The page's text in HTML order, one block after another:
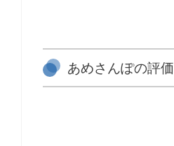
あめさんぽの評価